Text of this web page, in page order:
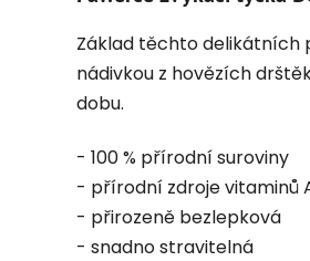
Základ těchto delikátních
nádivkou z hovězích
dobu.
- 100 % přírodní suroviny
- přírodní zdroje vitaminů
- přirozeně bezlepková
- snadno stravitelná